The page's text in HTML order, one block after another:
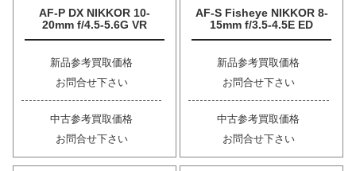
AF-P DX NIKKOR 10-
20mm f/4.5-5.6G VR
新品参考買取価格
お問合せ下さい
中古参考買取価格
お問合せ下さい
AF-S Fisheye NIKKOR 8-
15mm f/3.5-4.5E ED
新品参考買取価格
お問合せ下さい
中古参考買取価格
お問合せ下さい